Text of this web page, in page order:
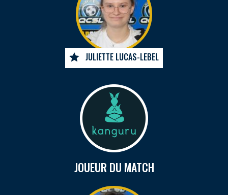
JULIETTE LUCAS-LEBEL
JOUEUR DU MATCH